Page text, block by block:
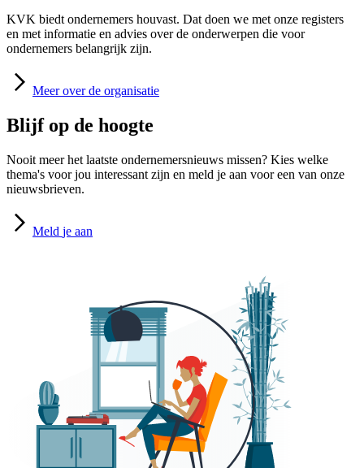
KVK biedt ondernemers houvast. Dat doen we met onze registers
en met informatie en advies over de onderwerpen die voor
ondernemers belangrijk zijn.
Meer over de organisatie
Blijf op de hoogte
Nooit meer het laatste ondernemersnieuws missen? Kies welke
thema's voor jou interessant zijn en meld je aan voor een van onze
nieuwsbrieven.
Meld je aan